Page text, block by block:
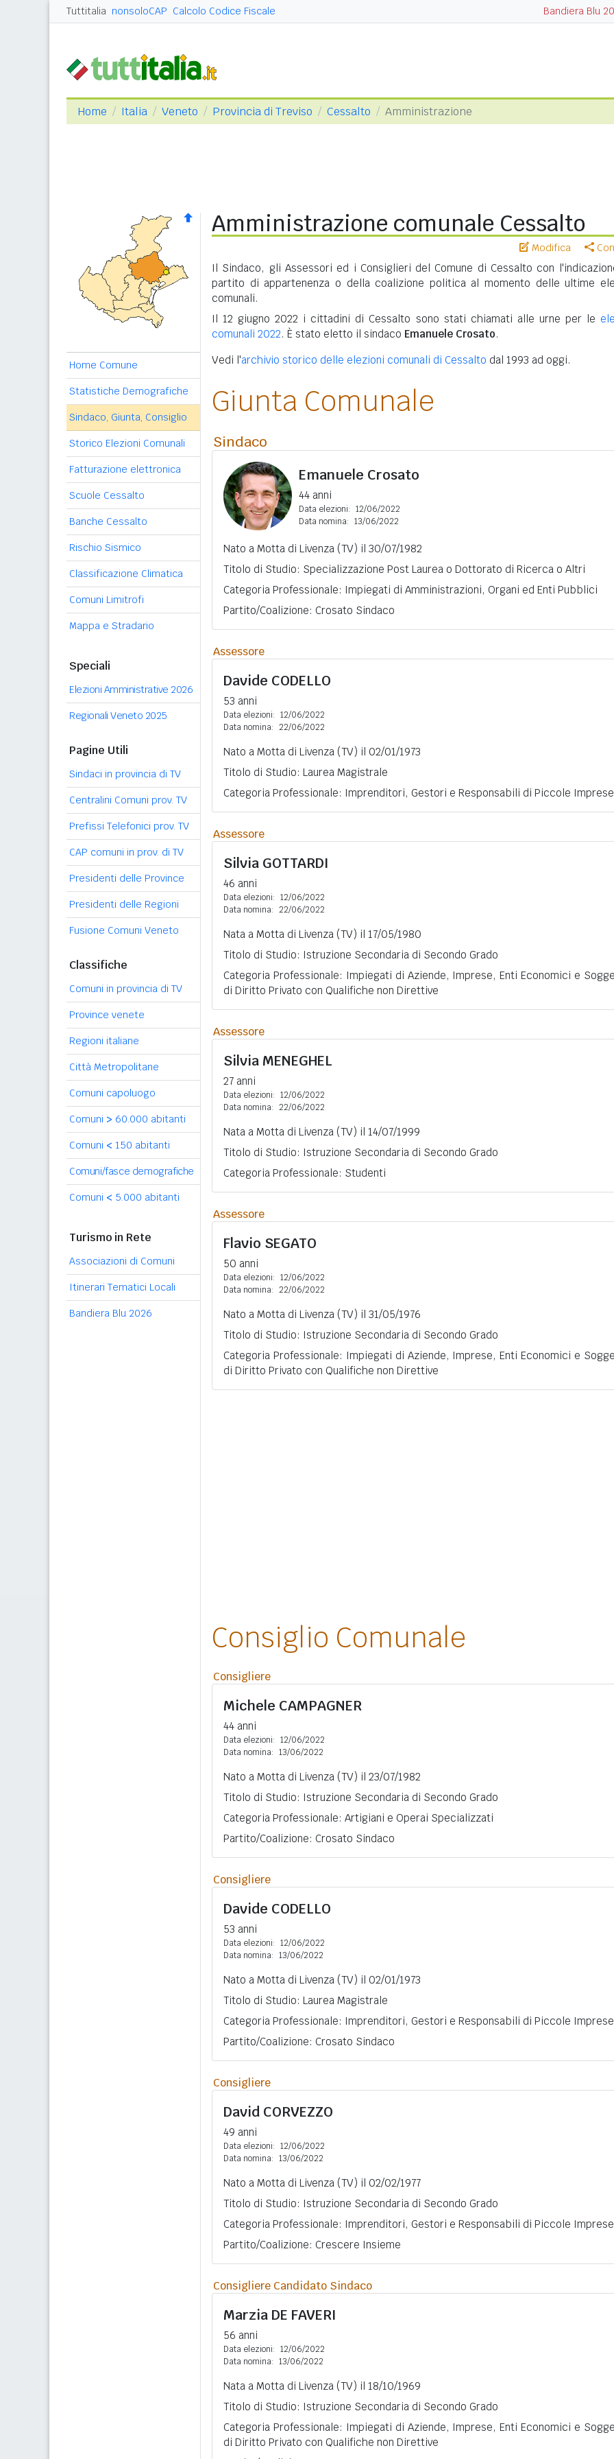
Tuttitalia nonsoloCAP Calcolo Codice Fiscale Bandiera Blu
Home Italia Veneto Provincia di Treviso Cessalto Amministrazione
Home Comune
Statistiche Demografiche
Sindaco, Giunta, Consiglio
Storico Elezioni Comunali
Fatturazione elettronica
Scuole Cessalto
Banche Cessalto
Rischio Sismico
Classificazione Climatica
Comuni Limitrofi
Mappa e Stradario
Speciali
Elezioni Amministrative 2026
Regionali Veneto 2025
Pagine Utili
Sindaci in provincia di TV
Centralini Comuni prov. TV
Prefissi Telefonici prov. TV
CAP comuni in prov. di TV
Presidenti delle Province
Presidenti delle Regioni
Fusione Comuni Veneto
Classifiche
Comuni in provincia di TV
Province venete
Regioni italiane
Città Metropolitane
Comuni capoluogo
Comuni > 60.000 abitanti
Comuni < 150 abitanti
Comuni/fasce demografiche
Comuni < 5.000 abitanti
Turismo in Rete
Associazioni di Comuni
Itinerari Tematici Locali
Bandiera Blu 2026
Amministrazione comunale Cessalto
Modifica
Il Sindaco, gli Assessori ed i Consiglieri del Comune di Cessalto con
partito di appartenenza o della coalizione politica al momento delle ultime
comunali.
Il 12 giugno 2022 i cittadini di Cessalto sono stati chiamati alle urne per le
comunali 2022. È stato eletto il sindaco Emanuele Crosato.
Vedi l'archivio storico delle elezioni comunali di Cessalto dal 1993 ad oggi.
Giunta Comunale
Sindaco
Emanuele Crosato
44 anni
Data elezioni: 12/06/2022
Data nomina: 13/06/2022
Nato a Motta di Livenza (TV) il 30/07/1982
Titolo di Studio: Specializzazione Post Laurea o Dottorato di Ricerca o Altri
Categoria Professionale: Impiegati di Amministrazioni, Organi ed Enti Pubblici
Partito/Coalizione: Crosato Sindaco
Assessore
Davide CODELLO
53 anni
Data elezioni: 12/06/2022
Data nomina: 22/06/2022
Nato a Motta di Livenza (TV) il 02/01/1973
Titolo di Studio: Laurea Magistrale
Categoria Professionale: Imprenditori, Gestori e Responsabili di Piccole Imprese
Assessore
Silvia GOTTARDI
46 anni
Data elezioni: 12/06/2022
Data nomina: 22/06/2022
Nata a Motta di Livenza (TV) il 17/05/1980
Titolo di Studio: Istruzione Secondaria di Secondo Grado
Categoria Professionale: Impiegati di Aziende, Imprese, Enti Economici e
di Diritto Privato con Qualifiche non Direttive
Assessore
Silvia MENEGHEL
27 anni
Data elezioni: 12/06/2022
Data nomina: 22/06/2022
Nata a Motta di Livenza (TV) il 14/07/1999
Titolo di Studio: Istruzione Secondaria di Secondo Grado
Categoria Professionale: Studenti
Assessore
Flavio SEGATO
50 anni
Data elezioni: 12/06/2022
Data nomina: 22/06/2022
Nato a Motta di Livenza (TV) il 31/05/1976
Titolo di Studio: Istruzione Secondaria di Secondo Grado
Categoria Professionale: Impiegati di Aziende, Imprese, Enti Economici e
di Diritto Privato con Qualifiche non Direttive
Consiglio Comunale
Consigliere
Michele CAMPAGNER
44 anni
Data elezioni: 12/06/2022
Data nomina: 13/06/2022
Nato a Motta di Livenza (TV) il 23/07/1982
Titolo di Studio: Istruzione Secondaria di Secondo Grado
Categoria Professionale: Artigiani e Operai Specializzati
Partito/Coalizione: Crosato Sindaco
Consigliere
Davide CODELLO
53 anni
Data elezioni: 12/06/2022
Data nomina: 13/06/2022
Nato a Motta di Livenza (TV) il 02/01/1973
Titolo di Studio: Laurea Magistrale
Categoria Professionale: Imprenditori, Gestori e Responsabili di Piccole Imprese
Partito/Coalizione: Crosato Sindaco
Consigliere
David CORVEZZO
49 anni
Data elezioni: 12/06/2022
Data nomina: 13/06/2022
Nato a Motta di Livenza (TV) il 02/02/1977
Titolo di Studio: Istruzione Secondaria di Secondo Grado
Categoria Professionale: Imprenditori, Gestori e Responsabili di Piccole Imprese
Partito/Coalizione: Crescere Insieme
Consigliere Candidato Sindaco
Marzia DE FAVERI
56 anni
Data elezioni: 12/06/2022
Data nomina: 13/06/2022
Nata a Motta di Livenza (TV) il 18/10/1969
Titolo di Studio: Istruzione Secondaria di Secondo Grado
Categoria Professionale: Impiegati di Aziende, Imprese, Enti Economici e
di Diritto Privato con Qualifiche non Direttive